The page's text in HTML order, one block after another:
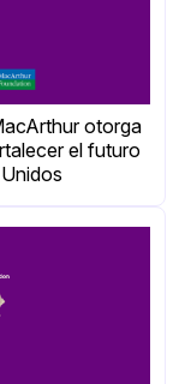
otorga
el futuro